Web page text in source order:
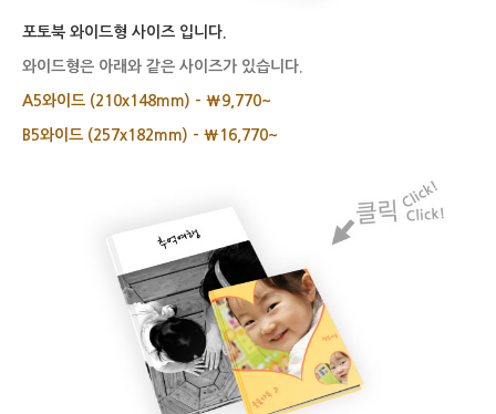
포토북 와이드형 사이즈 입니다.
와이드형은 아래와 같은 사이즈가 있습니다.
A5와이드 (210x148mm) – ₩9,770~
B5와이드 (257x182mm) – ₩16,770~